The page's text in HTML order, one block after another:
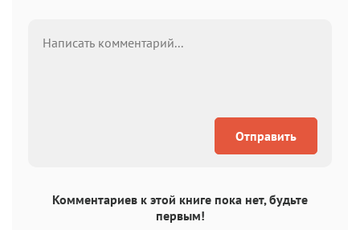
Отправить
Комментариев к этой книге пока нет, будьте
первым!